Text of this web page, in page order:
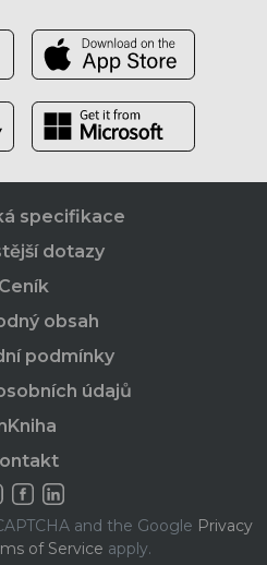
specifikace
dotazy
Ceník
obsah
podmínky
údajů
and the Google Privacy
of Service apply.